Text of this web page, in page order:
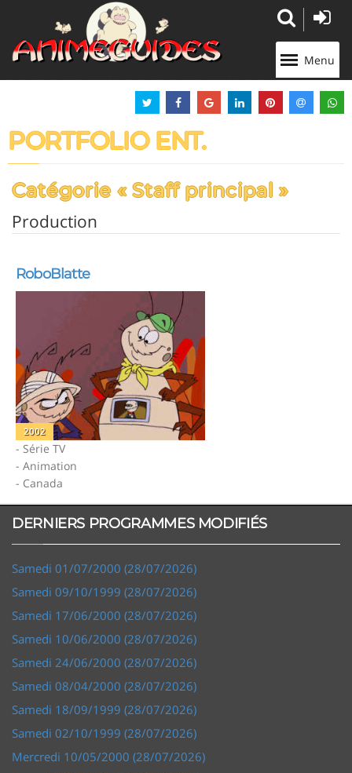
Menu
PORTFOLIO ENT.
Catégorie « Staff principal »
Production
RoboBlatte
2002
- Série TV
- Animation
- Canada
DERNIERS PROGRAMMES MODIFIÉS
Samedi 01/07/2000 (28/07/2026)
Samedi 09/10/1999 (28/07/2026)
Samedi 17/06/2000 (28/07/2026)
Samedi 10/06/2000 (28/07/2026)
Samedi 24/06/2000 (28/07/2026)
Samedi 08/04/2000 (28/07/2026)
Samedi 18/09/1999 (28/07/2026)
Samedi 02/10/1999 (28/07/2026)
Mercredi 10/05/2000 (28/07/2026)
Panneau de gestion des cookies